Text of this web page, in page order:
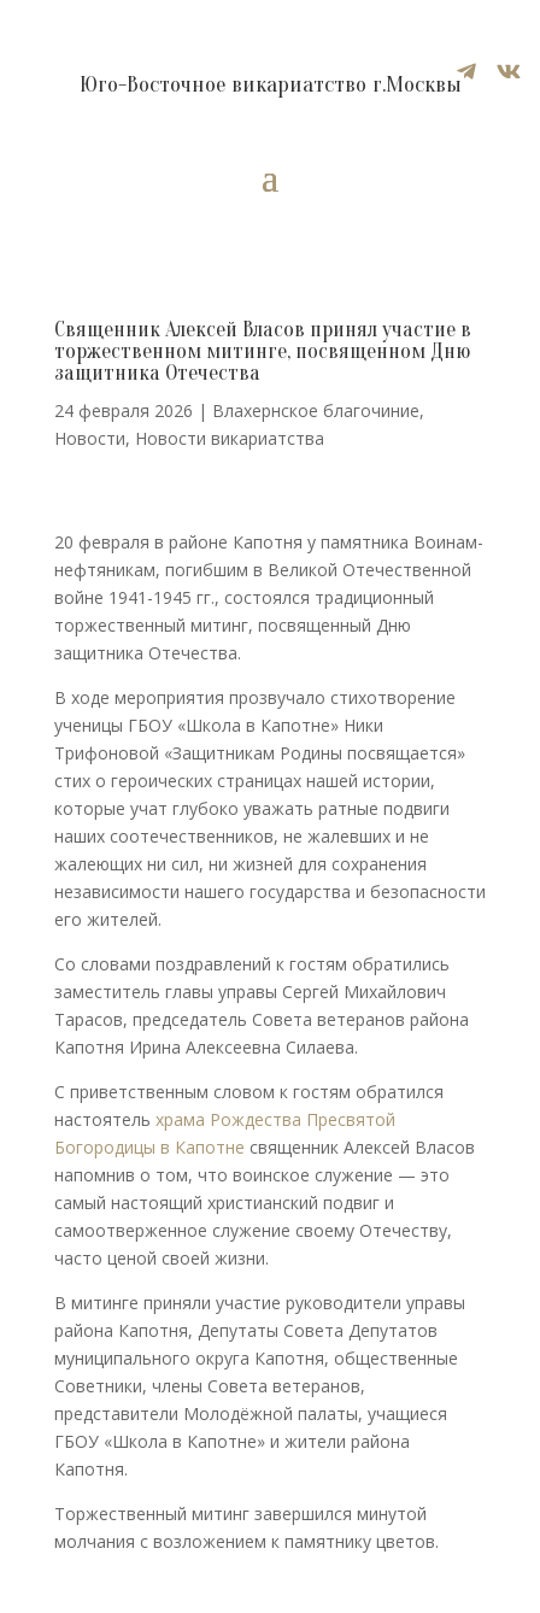
 
Юго-Восточное викариатство г.Москвы
Священник Алексей Власов принял участие в
торжественном митинге, посвященном Дню
защитника Отечества
24 февраля 2026 | Влахернское благочиние,
Новости, Новости викариатства
20 февраля в районе Капотня у памятника Воинам-
нефтяникам, погибшим в Великой Отечественной
войне 1941-1945 гг., состоялся традиционный
торжественный митинг, посвященный Дню
защитника Отечества.
В ходе мероприятия прозвучало стихотворение
ученицы ГБОУ «Школа в Капотне» Ники
Трифоновой «Защитникам Родины посвящается»
стих о героических страницах нашей истории,
которые учат глубоко уважать ратные подвиги
наших соотечественников, не жалевших и не
жалеющих ни сил, ни жизней для сохранения
независимости нашего государства и безопасности
его жителей.
Со словами поздравлений к гостям обратились
заместитель главы управы Сергей Михайлович
Тарасов, председатель Совета ветеранов района
Капотня Ирина Алексеевна Силаева.
С приветственным словом к гостям обратился
настоятель храма Рождества Пресвятой
Богородицы в Капотне священник Алексей Власов
напомнив о том, что воинское служение — это
самый настоящий христианский подвиг и
самоотверженное служение своему Отечеству,
часто ценой своей жизни.
В митинге приняли участие руководители управы
района Капотня, Депутаты Совета Депутатов
муниципального округа Капотня, общественные
Советники, члены Совета ветеранов,
представители Молодёжной палаты, учащиеся
ГБОУ «Школа в Капотне» и жители района
Капотня.
Торжественный митинг завершился минутой
молчания с возложением к памятнику цветов.